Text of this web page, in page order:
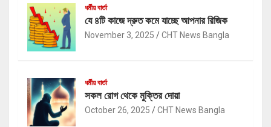
ধর্মীয় বার্তা
যে ৪টি কাজে দ্রুত কমে যাচ্ছে আপনার রিজিক
November 3, 2025 CHT News Bangla
ধর্মীয় বার্তা
সকল রোগ থেকে মুক্তির দোয়া
October 26, 2025 CHT News Bangla